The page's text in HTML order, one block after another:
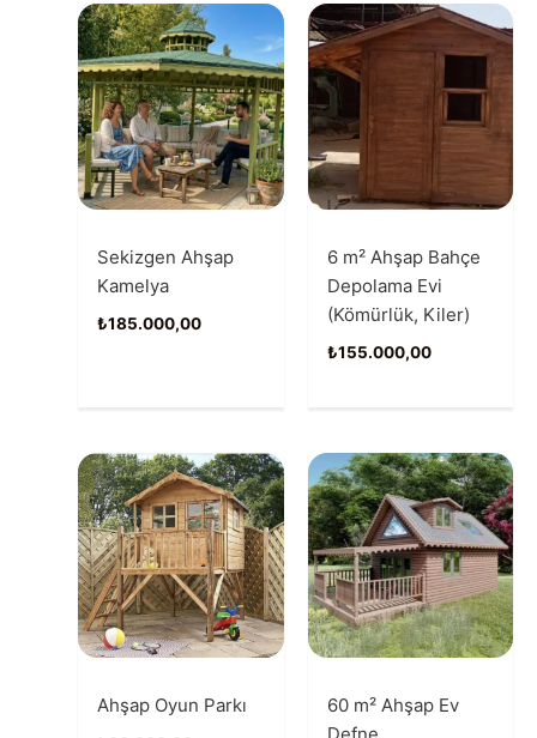
Sekizgen Ahşap
Kamelya
₺185.000,00
6 m² Ahşap Bahçe
Depolama Evi
(Kömürlük, Kiler)
₺155.000,00
Ahşap Oyun Parkı
60 m² Ahşap Ev